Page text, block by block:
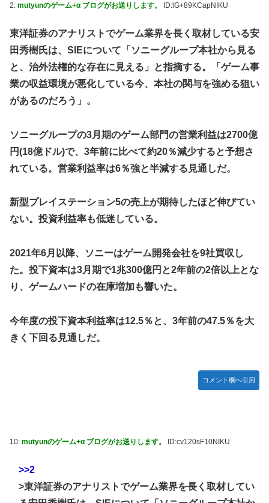
やる夫のダンジョン運営記183-雑談所ネタ118 懺悔小ネタ
TCG・その後」
【にじさんじ】委員長、Claude Codeまで手出してるん
か…『もう何でも作れそうやな』
やる夫「催眠アプリを手に入れたんだけど……これ必要だっ
た？」 第29話
モバＰ「アイドルにセクハラをします」
【画像】漫画・アニメの「武人系敵幹部」に付きまといがち
な疑問ｗｗｗｗ
鮮でたまらん」の声【画像】
BYDの軽EV「ラッコ」受注が700台超 7月販売は125台
った後ももやもやしてる
乃木坂ど新規の5期オタさんってもしかして、賀喜遥香のイ
ンスタフォロワー初動が大して伸びないと思ってませんでし
焦げだらけの業務用鉄板が水と蒸気で鏡のようにピカピカに
「味が全部流れていく！」【海外の反応】
2: mutyunのゲーム+α ブログがお送りします。 ID:lG+89KCapNIKU
東洋証券のアナリストでゲーム業界を長く取材している安
田秀樹氏は、SIEについて「ソニーグループ本社から見る
と、治外法権的な存在に見える」と指摘する。「ゲーム事
業の収益環境が悪化している今、本社の関与を強める狙い
があるのだろう」。
ソニーグループの3月期のゲーム部門の営業利益は2700億
円(18億ドル)で、3年前に比べて約20％減少すると予想さ
れている。営業利益率は6％強と半減する見通しだ。
新型プレイステーション5の売上が期待したほど伸びてい
ない。投資利益率も低迷している。
2021年6月以降、ソニーはゲーム開発会社を9社買収し
た。投下資本は3月期で1兆300億円と2年前の2倍以上とな
り、ゲームハードの在庫増加も響いた。
今年度の投下資本利益率は12.5％と、3年前の47.5％を大
きく下回る見通しだ。
コメント欄へ引用
10: mutyunのゲーム+α ブログがお送りします。 ID:cv120sF10NIKU
>>2
>東洋証券のアナリストでゲーム業界を長く取材してい